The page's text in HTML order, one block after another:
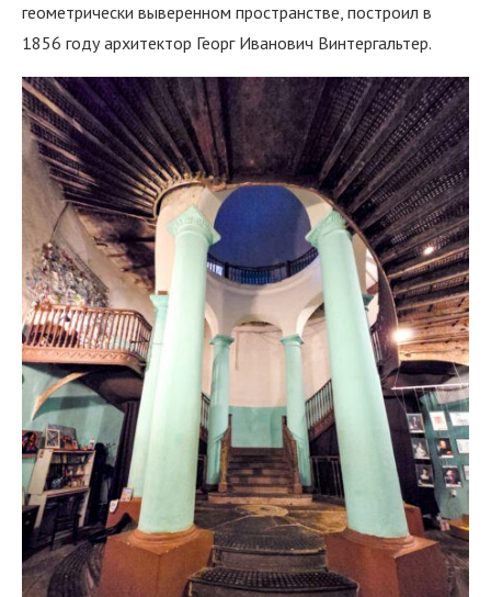
геометрически выверенном пространстве, построил в
1856 году архитектор Георг Иванович Винтергальтер.